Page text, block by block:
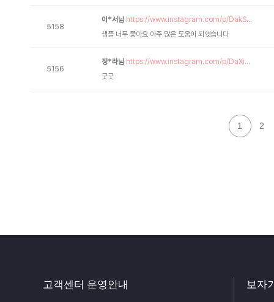
5158
이*서님 https://www.instagram.com/p/DakS...
샘플 너무 좋아요 아주 많은 도움이 되엇습니다
5156
정*라님 https://www.instagram.com/p/DaXi...
굿굿
1 2
고객센터 운영안내 보자